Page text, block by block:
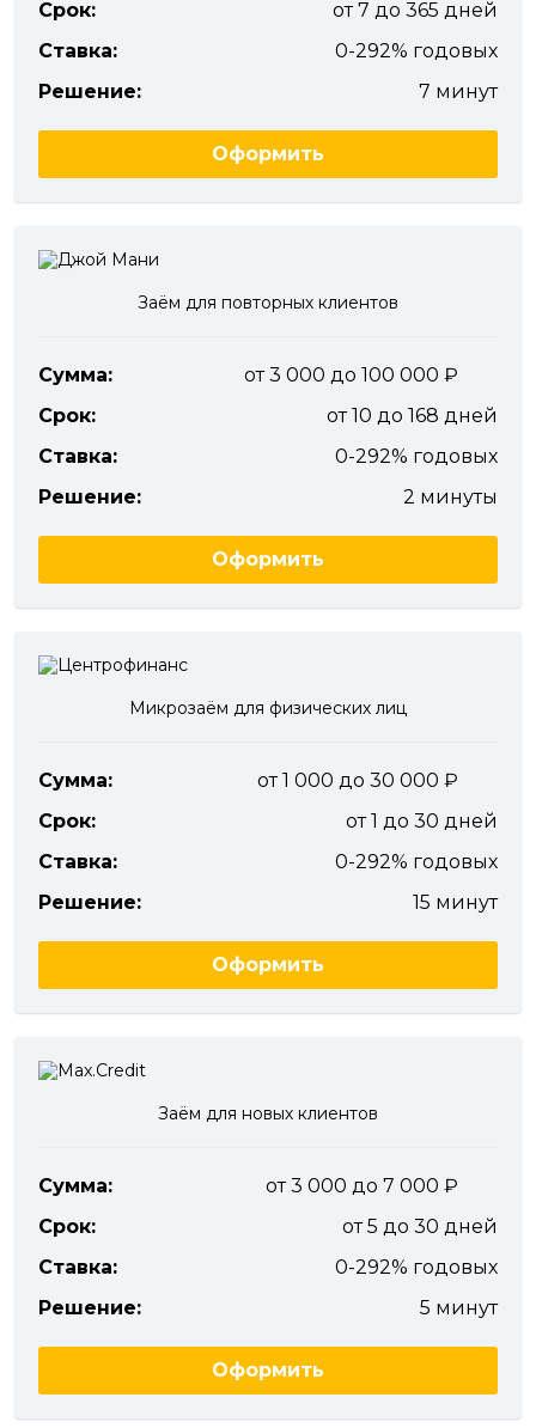
Срок:
от 7 до 365 дней
Ставка:
0-292% годовых
Решение:
7 минут
Оформить
Заём для повторных клиентов
Сумма:
от 3 000 до 100 000
Срок:
от 10 до 168 дней
Ставка:
0-292% годовых
Решение:
2 минуты
Оформить
Микрозаём для физических лиц
Сумма:
от 1 000 до 30 000
Срок:
от 1 до 30 дней
Ставка:
0-292% годовых
Решение:
15 минут
Оформить
Заём для новых клиентов
Сумма:
от 3 000 до 7 000
Срок:
от 5 до 30 дней
Ставка:
0-292% годовых
Решение:
5 минут
Оформить